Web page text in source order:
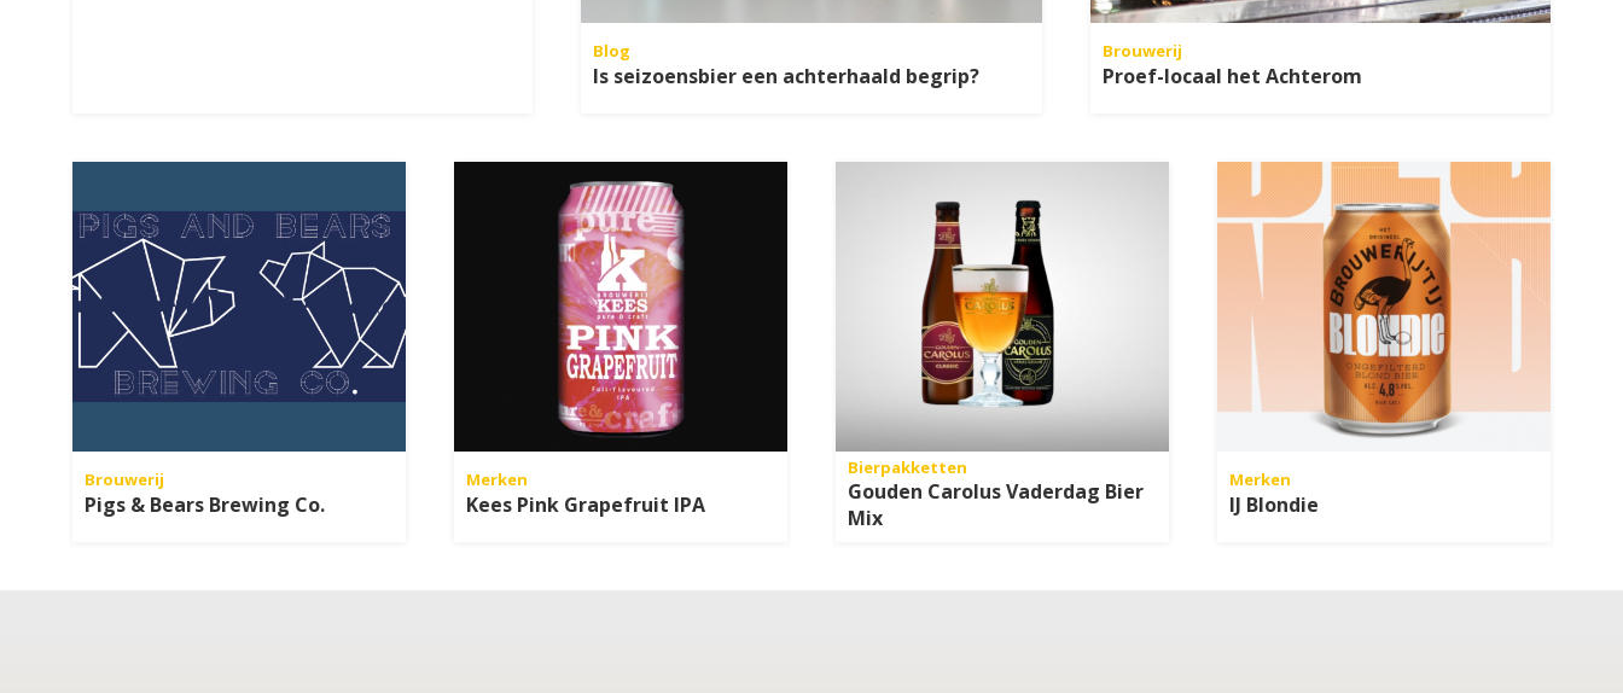
Blog
Is seizoensbier een achterhaald begrip?
Brouwerij
Proef-locaal het Achterom
Brouwerij
Pigs & Bears Brewing Co.
Merken
Kees Pink Grapefruit IPA
Bierpakketten
Gouden Carolus Vaderdag Bier
Mix
Merken
IJ Blondie